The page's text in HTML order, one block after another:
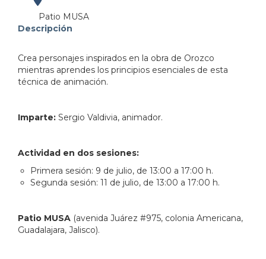
Patio MUSA
Descripción
Crea personajes inspirados en la obra de Orozco
mientras aprendes los principios esenciales de esta
técnica de animación.
Imparte: Sergio Valdivia, animador.
Actividad en dos sesiones:
Primera sesión: 9 de julio, de 13:00 a 17:00 h.
Segunda sesión: 11 de julio, de 13:00 a 17:00 h.
Patio MUSA (avenida Juárez #975, colonia Americana,
Guadalajara, Jalisco).